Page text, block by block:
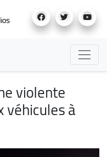
violente
véhicules à